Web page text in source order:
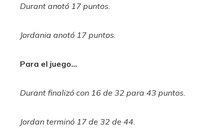
Durant anotó 17 puntos.
Jordania anotó 17 puntos.
Para el juego…
Durant finalizó con 16 de 32 para 43 puntos.
Jordan terminó 17 de 32 de 44.